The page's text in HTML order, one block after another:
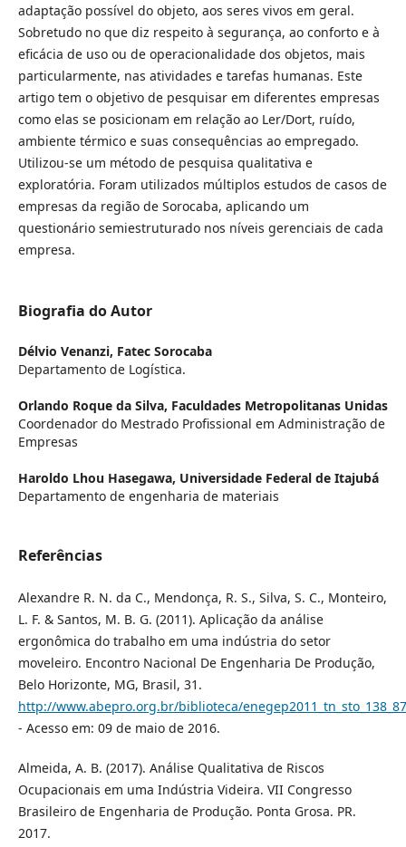
adaptação possível do objeto, aos seres vivos em geral.
Sobretudo no que diz respeito à segurança, ao conforto e à
eficácia de uso ou de operacionalidade dos objetos, mais
particularmente, nas atividades e tarefas humanas. Este
artigo tem o objetivo de pesquisar em diferentes empresas
como elas se posicionam em relação ao Ler/Dort, ruído,
ambiente térmico e suas consequências ao empregado.
Utilizou-se um método de pesquisa qualitativa e
exploratória. Foram utilizados múltiplos estudos de casos de
empresas da região de Sorocaba, aplicando um
questionário semiestruturado nos níveis gerenciais de cada
empresa.
Biografia do Autor
Délvio Venanzi, Fatec Sorocaba
Departamento de Logística.
Orlando Roque da Silva, Faculdades Metropolitanas Unidas
Coordenador do Mestrado Profissional em Administração de
Empresas
Haroldo Lhou Hasegawa, Universidade Federal de Itajubá
Departamento de engenharia de materiais
Referências
Alexandre R. N. da C., Mendonça, R. S., Silva, S. C., Monteiro,
L. F. & Santos, M. B. G. (2011). Aplicação da análise
ergonômica do trabalho em uma indústria do setor
moveleiro. Encontro Nacional De Engenharia De Produção,
Belo Horizonte, MG, Brasil, 31.
http://www.abepro.org.br/biblioteca/
- Acesso em: 09 de maio de 2016.
Almeida, A. B. (2017). Análise Qualitativa de Riscos
Ocupacionais em uma Indústria Videira. VII Congresso
Brasileiro de Engenharia de Produção. Ponta Grosa. PR.
2017.